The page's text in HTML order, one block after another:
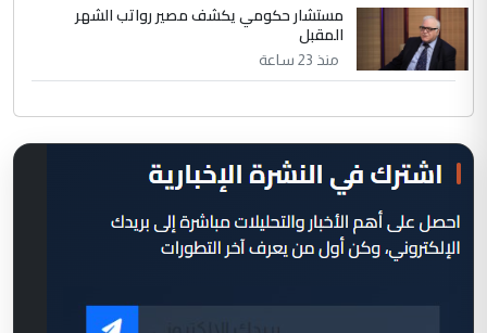
مستشار حكومي يكشف مصير رواتب الشهر
المقبل
منذ 23 ساعة